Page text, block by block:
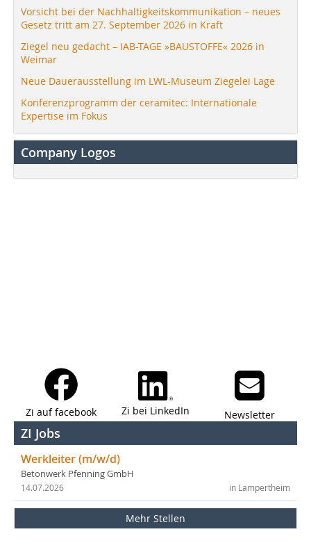
Vorsicht bei der Nachhaltigkeitskommunikation – neues
Gesetz tritt am 27. September 2026 in Kraft
Ziegel neu gedacht – IAB-TAGE »BAUSTOFFE« 2026 in
Weimar
Neue Dauerausstellung im LWL-Museum Ziegelei Lage
Konferenzprogramm der ceramitec: Internationale
Expertise im Fokus
Company Logos
Zi auf facebook Zi bei LinkedIn Newsletter
ZI Jobs
Werkleiter (m/w/d)
Betonwerk Pfenning GmbH
in Lampertheim
14.07.2026
Mehr Stellen